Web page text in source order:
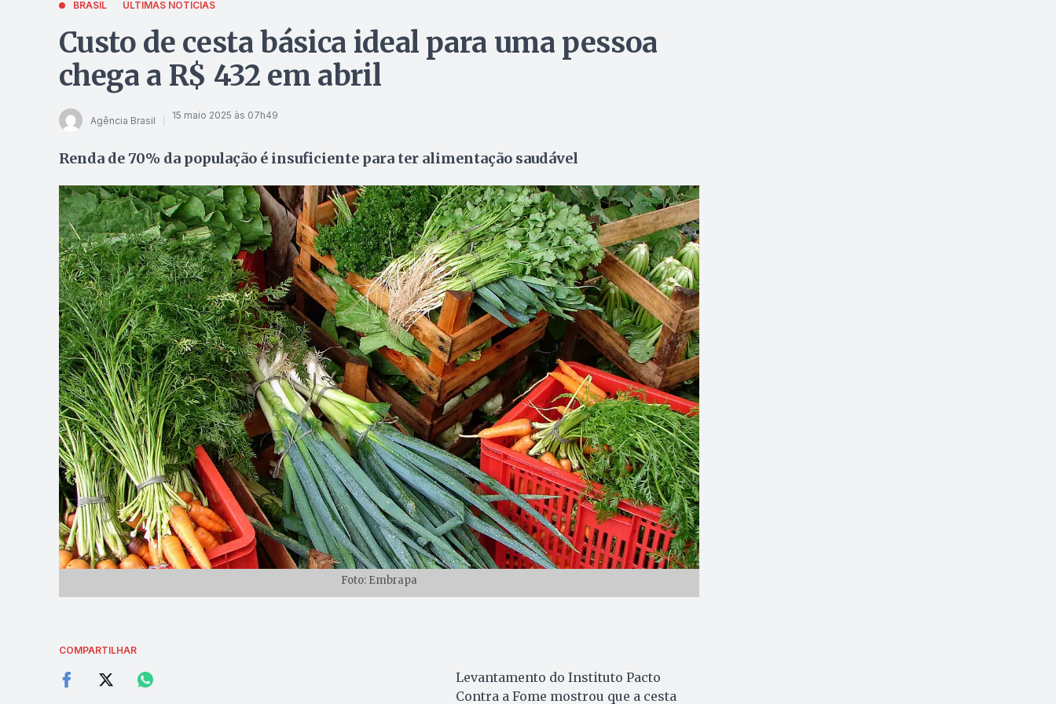
BRASIL ÚLTIMAS NOTÍCIAS
Custo de cesta básica ideal para uma pessoa
chega a R$ 432 em abril
Agência Brasil 15 maio 2025 às 07h49
Renda de 70% da população é insuficiente para ter alimentação saudável
Foto: Embrapa
COMPARTILHAR
Levantamento do Instituto Pacto
Contra a Fome mostrou que a cesta